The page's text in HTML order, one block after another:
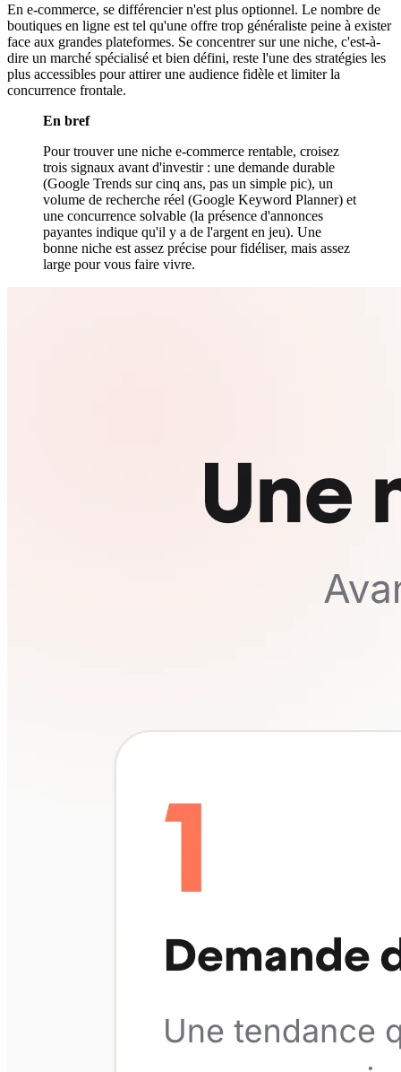
En e-commerce, se différencier n'est plus optionnel. Le nombre de
boutiques en ligne est tel qu'une offre trop généraliste peine à exister
face aux grandes plateformes. Se concentrer sur une niche, c'est-à-
dire un marché spécialisé et bien défini, reste l'une des stratégies les
plus accessibles pour attirer une audience fidèle et limiter la
concurrence frontale.
En bref
Pour trouver une niche e-commerce rentable, croisez
trois signaux avant d'investir : une demande durable
(Google Trends sur cinq ans, pas un simple pic), un
volume de recherche réel (Google Keyword Planner) et
une concurrence solvable (la présence d'annonces
payantes indique qu'il y a de l'argent en jeu). Une
bonne niche est assez précise pour fidéliser, mais assez
large pour vous faire vivre.